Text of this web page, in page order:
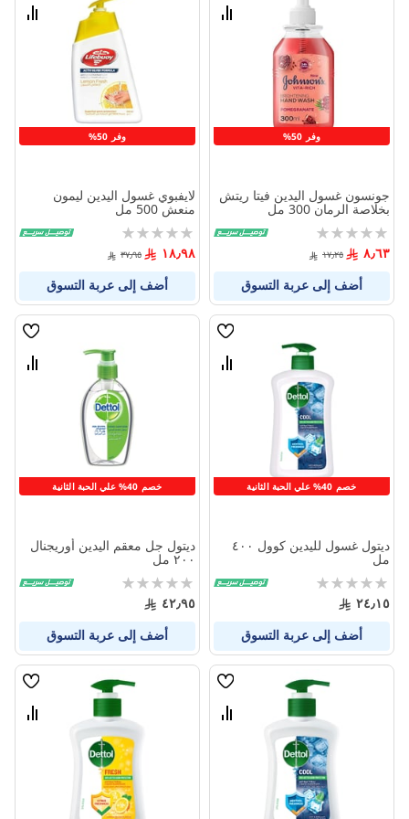
وفر 50%
قارن
جونسون غسول اليدين فيتا ريتش
بخلاصة الرمان 300 مل
Rating:
0%
٨٫٦٣ ١٧٫٢٥
أضف إلى عربة التسوق
وفر 50%
قارن
لايفبوي غسول اليدين ليمون
منعش 500 مل
Rating:
0%
١٨٫٩٨ ٣٧٫٩٥
أضف إلى عربة التسوق
خصم 40% علي الحبة الثانية
قائمة
قارن
ديتول غسول لليدين كوول ٤٠٠
مل
Rating:
0%
٢٤٫١٥
أضف إلى عربة التسوق
خصم 40% علي الحبة الثانية
قائمة
قارن
ديتول جل معقم اليدين أوريجنال
٢٠٠ مل
Rating:
0%
٤٢٫٩٥
أضف إلى عربة التسوق
قائمة
قارن
قائمة
قارن